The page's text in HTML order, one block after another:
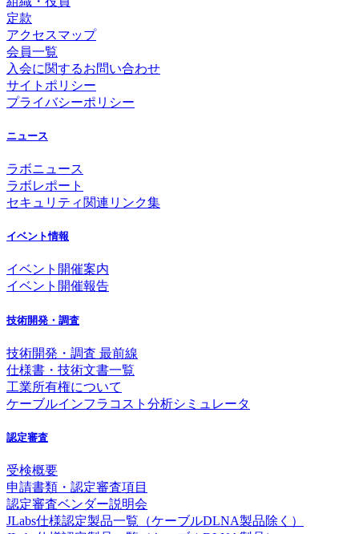
定款
アクセスマップ
会員一覧
入会に関するお問い合わせ
サイトポリシー
プライバシーポリシー
ニュース
ラボニュース
ラボレポート
セキュリティ関連リンク集
イベント情報
イベント開催案内
イベント開催報告
技術開発・調査
技術開発・調査 最前線
仕様書・技術文書一覧
工業所有権について
ケーブルインフラコスト分析シミュレータ
認定審査
受検概要
申請書類・認定審査項目
認定審査ベンダー説明会
JLabs仕様認定製品一覧（ケーブルDLNA製品除く）